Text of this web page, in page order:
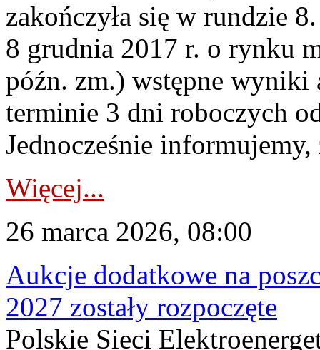
zakończyła się w rundzie
8 grudnia 2017 r. o rynku
późn. zm.) wstępne
terminie 3 dni roboczych
Jednocześnie informujemy,
Więcej...
26 marca 2026, 08:00
Aukcje dodatkowe na
2027 zostały rozpoczęte
Polskie Sieci